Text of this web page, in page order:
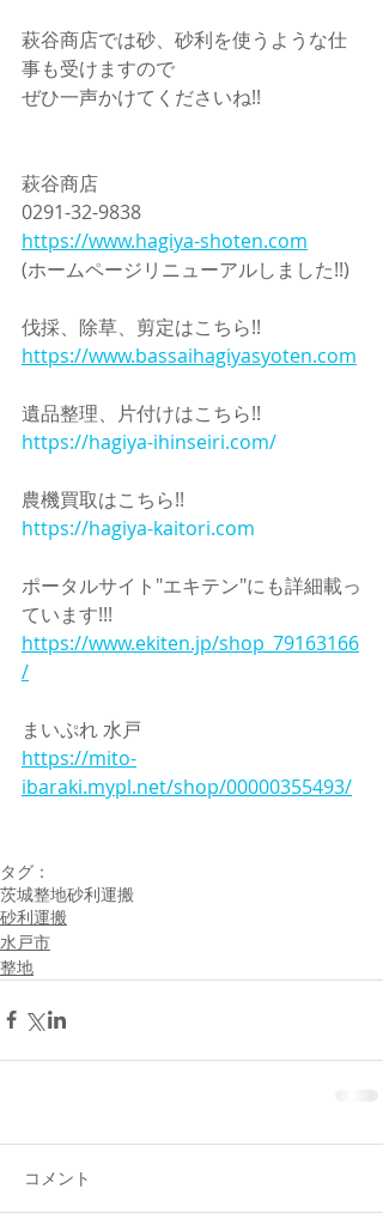
萩谷商店では砂、砂利を使うような仕
事も受けますので
ぜひ一声かけてくださいね!!
萩谷商店
0291-32-9838
https://www.hagiya-shoten.com
(ホームページリニューアルしました!!)
伐採、除草、剪定はこちら!!
https://www.bassaihagiyasyoten.com
遺品整理、片付けはこちら!!
https://hagiya-ihinseiri.com/
農機買取はこちら!!
https://hagiya-kaitori.com
ポータルサイト"エキテン"にも詳細載っ
ています!!!
https://www.ekiten.jp/shop_79163166
/
まいぷれ 水戸
https://mito-
ibaraki.mypl.net/shop/00000355493/
タグ：
茨城整地砂利運搬
砂利運搬
水戸市
整地
コメント